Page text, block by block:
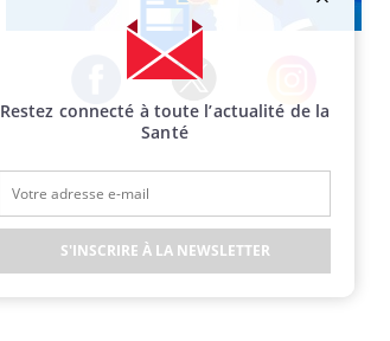
Facebook Twitter Instagram
Restez connecté à toute l’actualité de la
Santé
S'INSCRIRE À LA NEWSLETTER